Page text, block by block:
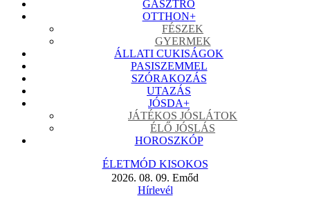
GASZTRO
OTTHON+
FÉSZEK
GYERMEK
ÁLLATI CUKISÁGOK
PASISZEMMEL
SZÓRAKOZÁS
UTAZÁS
JÓSDA+
JÁTÉKOS JÓSLÁTOK
ÉLŐ JÓSLÁS
HOROSZKÓP
ÉLETMÓD KISOKOS
2026. 08. 09. Emőd
Hírlevél